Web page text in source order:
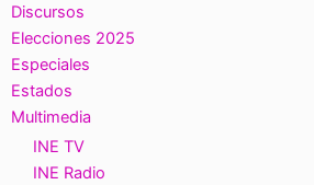
Discursos
Elecciones 2025
Especiales
Estados
Multimedia
INE TV
INE Radio